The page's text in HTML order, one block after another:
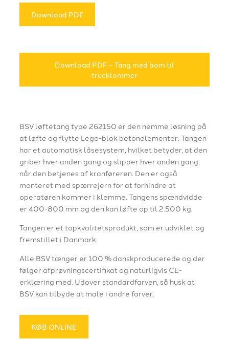
Download PDF
Download PDF – Tang med bom til
trucklommer
BSV løftetang type 262150 er den nemme løsning på
at løfte og flytte Lego-blok betonelementer. Tangen
har et automatisk låsesystem, hvilket betyder, at den
griber hver anden gang og slipper hver anden gang,
når den betjenes af kranføreren. Den er også
monteret med spærrejern for at forhindre at
operatøren kommer i klemme. Tangens spændvidde
er 400-800 mm og den kan løfte op til 2.500 kg.
Tangen er et topkvalitetsprodukt, som er udviklet og
fremstillet i Danmark.
Alle BSV tænger er 100 % danskproducerede og der
følger afprøvningscertifikat og naturligvis CE-
erklæring med. Udover standardfarven, så husk at
BSV kan tilbyde at male i andre farver.
KØB ONLINE